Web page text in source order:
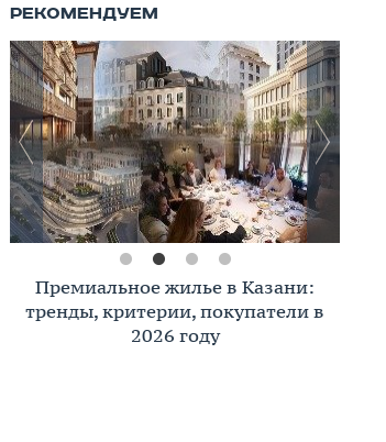
Премиальное жилье в Казани:
тренды, критерии, покупатели в
2026 году